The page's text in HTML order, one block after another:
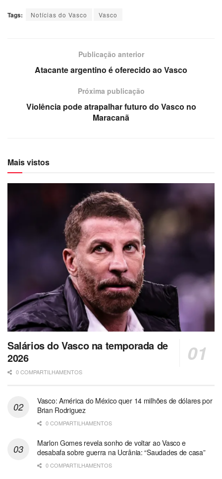
Tags: Notícias do Vasco Vasco
Publicação anterior
Atacante argentino é oferecido ao Vasco
Próxima publicação
Violência pode atrapalhar futuro do Vasco no
Maracanã
Mais vistos
Salários do Vasco na temporada de
2026
0 COMPARTILHAMENTOS
Vasco: América do México quer 14 milhões de dólares por
Brian Rodriguez
0 COMPARTILHAMENTOS
Marlon Gomes revela sonho de voltar ao Vasco e
desabafa sobre guerra na Ucrânia: “Saudades de casa”
0 COMPARTILHAMENTOS